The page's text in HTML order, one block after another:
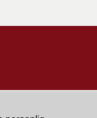
OCH ATT BIDRA